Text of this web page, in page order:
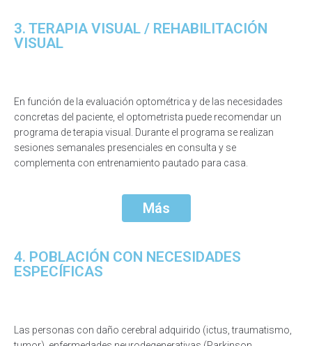
3. TERAPIA VISUAL / REHABILITACIÓN
VISUAL
En función de la evaluación optométrica y de las necesidades
concretas del paciente, el optometrista puede recomendar un
programa de terapia visual. Durante el programa se realizan
sesiones semanales presenciales en consulta y se
complementa con entrenamiento pautado para casa.
Más
4. POBLACIÓN CON NECESIDADES
ESPECÍFICAS
Las personas con daño cerebral adquirido (ictus, traumatismo,